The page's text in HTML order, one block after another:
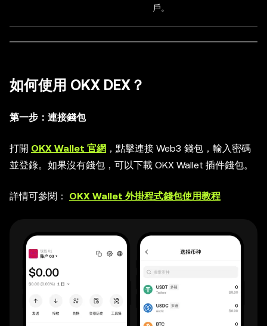
戶。
如何使用 OKX DEX？
第一步：連接錢包
打開 OKX Wallet 官網 ，點擊連接 Web3 錢包，輸入密碼
並登錄。如果沒有錢包，可以下載 OKX Wallet 插件錢包。
詳情可參閱： OKX Wallet 外掛程式錢包使用教程